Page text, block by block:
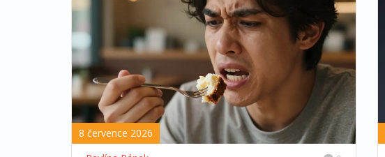
8 července 2026